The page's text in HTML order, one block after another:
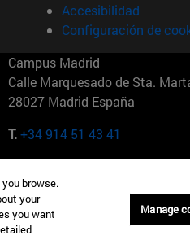
Accesibilidad
Configuración de
Campus Madrid
Calle Marquesado de Sta.
28027 Madrid España
T.+34 914 51 43 41
Maria-Theresia-Straße 15 81675
Múnich Alemania
browse.
your
you want
Manage